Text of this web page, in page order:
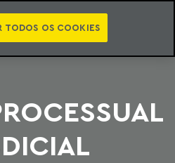
PT EN CATEGORIAS
TODOS OS COOKIES